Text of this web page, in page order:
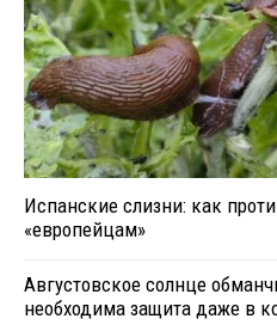
Испанские слизни: как
«европейцам»
Августовское солнце
необходима защита даже в